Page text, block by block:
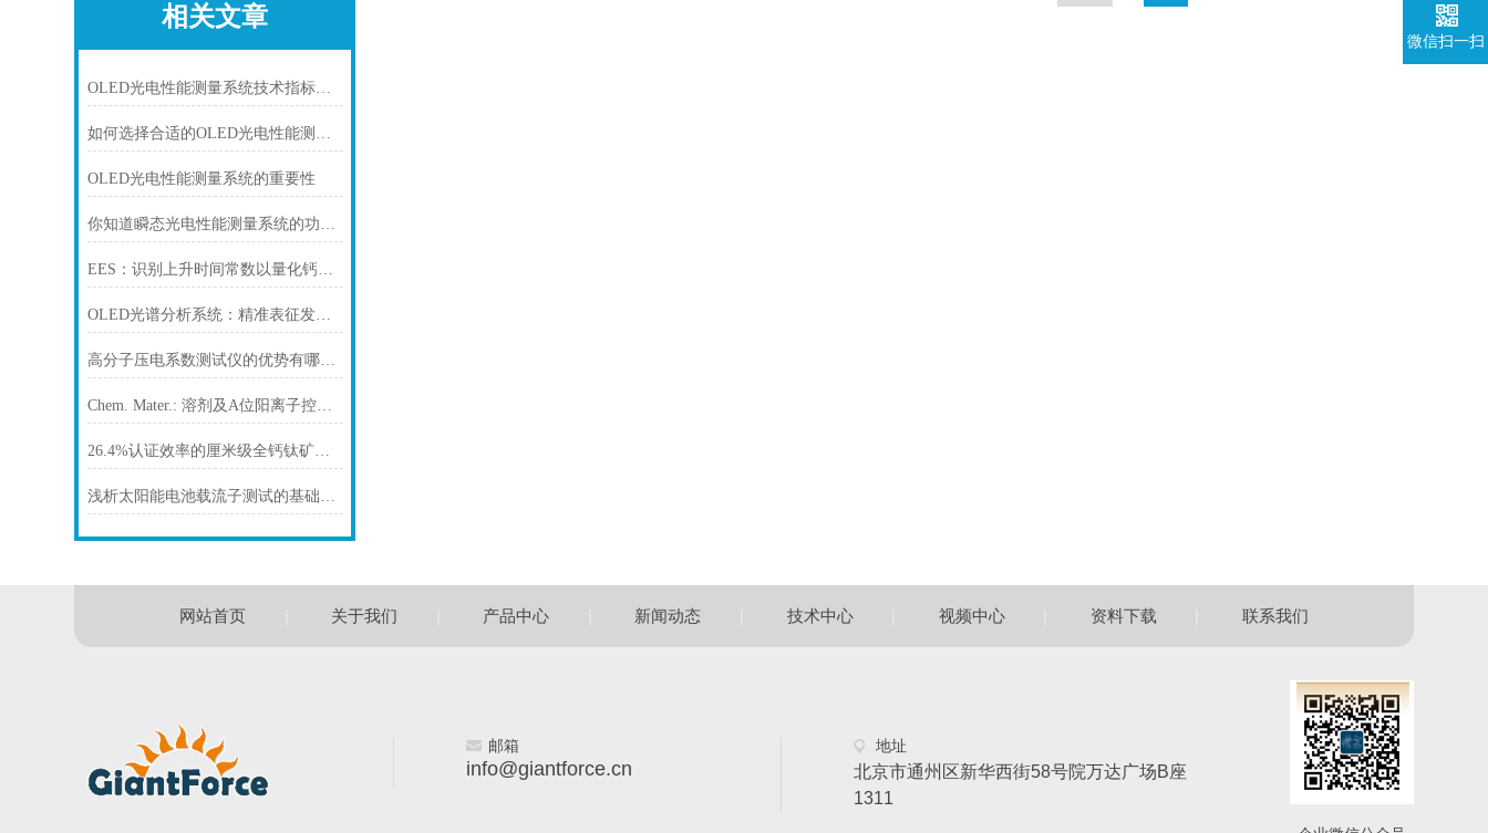
相关文章
OLED光电性能测量系统技术指标与核心功能综述
如何选择合适的OLED光电性能测量系统
OLED光电性能测量系统的重要性
你知道瞬态光电性能测量系统的功能吗？
EES：识别上升时间常数以量化钙钛矿太阳能电池中的电荷载流子提取
OLED光谱分析系统：精准表征发光性能的核心测试平台
高分子压电系数测试仪的优势有哪些？
Chem. Mater.: 溶剂及A位阳离子控制溴基钙钛矿薄膜的优选结晶取向
26.4%认证效率的厘米级全钙钛矿叠层太阳能电池
浅析太阳能电池载流子测试的基础知识
网站首页 关于我们 产品中心 新闻动态 技术中心 视频中心 资料下载 联系我们
邮箱
info@giantforce.cn
地址
北京市通州区新华西街58号院万达广场B座
1311
微信扫一扫